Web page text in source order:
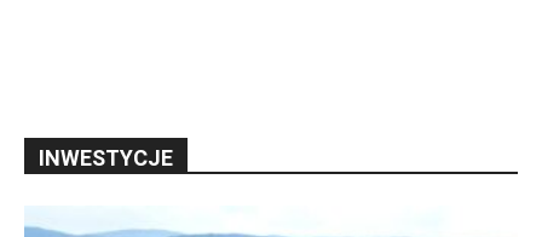
INWESTYCJE